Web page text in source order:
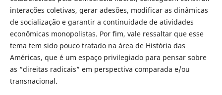
interações coletivas, gerar adesões, modificar as dinâmicas
de socialização e garantir a continuidade de atividades
econômicas monopolistas. Por fim, vale ressaltar que esse
tema tem sido pouco tratado na área de História das
Américas, que é um espaço privilegiado para pensar sobre
as “direitas radicais” em perspectiva comparada e/ou
transnacional.